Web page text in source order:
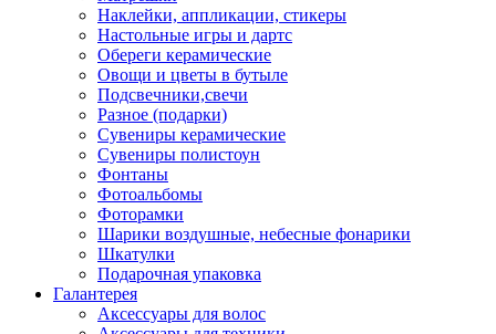
Наклейки, аппликации, стикеры
Настольные игры и дартс
Обереги керамические
Овощи и цветы в бутыле
Подсвечники,свечи
Разное (подарки)
Сувениры керамические
Сувениры полистоун
Фонтаны
Фотоальбомы
Фоторамки
Шарики воздушные, небесные фонарики
Шкатулки
Подарочная упаковка
Галантерея
Аксессуары для волос